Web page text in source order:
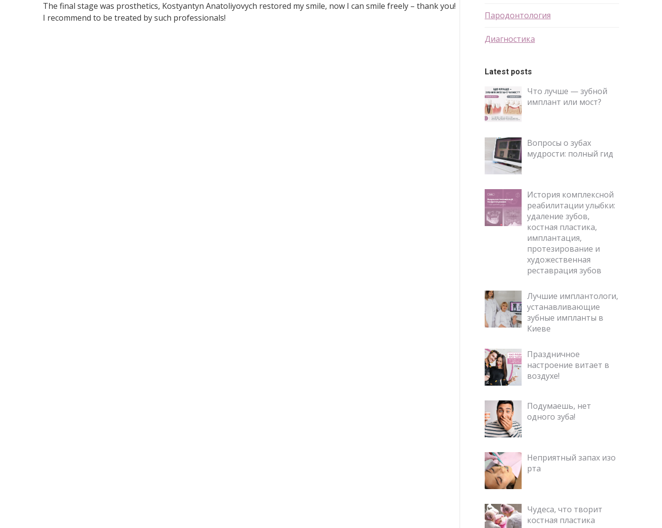
The final stage was prosthetics, Kostyantyn Anatoliyovych restored my smile, now I can smile freely – thank you!
I recommend to be treated by such professionals!
Пародонтология
Диагностика
Latest posts
Что лучше — зубной
имплант или мост?
Вопросы о зубах
мудрости: полный гид
История комплексной
реабилитации улыбки:
удаление зубов,
костная пластика,
имплантация,
протезирование и
художественная
реставрация зубов
Лучшие имплантологи,
устанавливающие
зубные импланты в
Киеве
Праздничное
настроение витает в
воздухе!
Подумаешь, нет
одного зуба!
Неприятный запах изо
рта
Чудеса, что творит
костная пластика